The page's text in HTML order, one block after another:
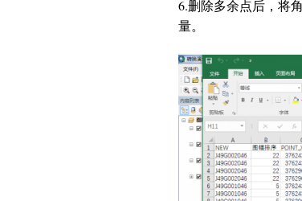
6.删除多余点后，将
量。